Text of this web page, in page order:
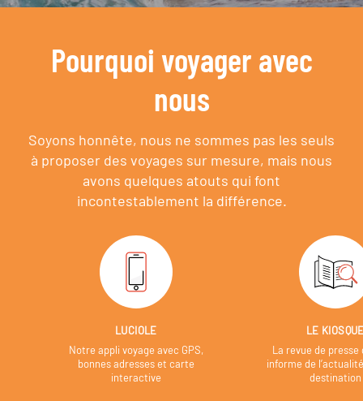
Pourquoi voyager avec
nous
Soyons honnête, nous ne sommes pas les seuls
à proposer des voyages sur mesure, mais nous
avons quelques atouts qui font
incontestablement la différence.
LUCIOLE
Notre appli voyage avec GPS,
bonnes adresses et carte
interactive
LE
La revue de presse
informe de
destination